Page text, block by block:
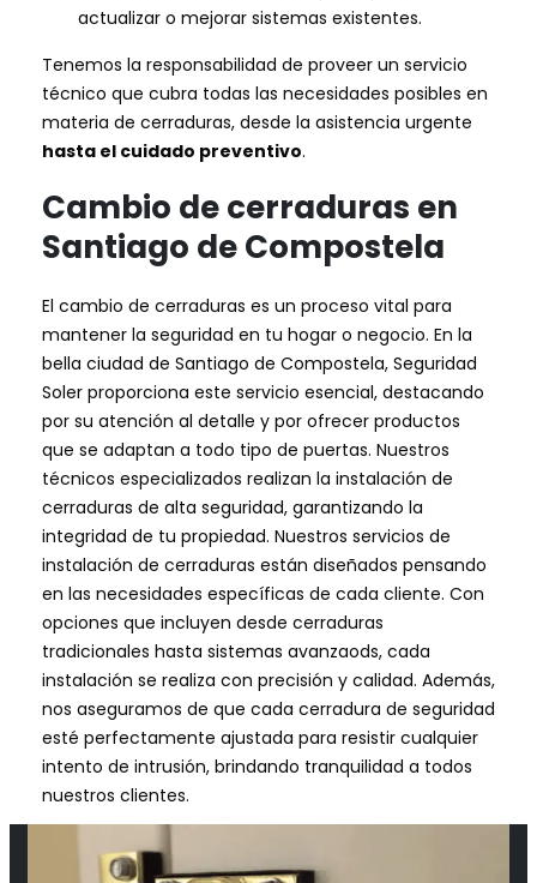
actualizar o mejorar sistemas existentes.
Tenemos la responsabilidad de proveer un servicio
técnico que cubra todas las necesidades posibles en
materia de cerraduras, desde la asistencia urgente
hasta el cuidado preventivo.
Cambio de cerraduras en
Santiago de Compostela
El cambio de cerraduras es un proceso vital para
mantener la seguridad en tu hogar o negocio. En la
bella ciudad de Santiago de Compostela, Seguridad
Soler proporciona este servicio esencial, destacando
por su atención al detalle y por ofrecer productos
que se adaptan a todo tipo de puertas. Nuestros
técnicos especializados realizan la instalación de
cerraduras de alta seguridad, garantizando la
integridad de tu propiedad. Nuestros servicios de
instalación de cerraduras están diseñados pensando
en las necesidades específicas de cada cliente. Con
opciones que incluyen desde cerraduras
tradicionales hasta sistemas avanzaods, cada
instalación se realiza con precisión y calidad. Además,
nos aseguramos de que cada cerradura de seguridad
esté perfectamente ajustada para resistir cualquier
intento de intrusión, brindando tranquilidad a todos
nuestros clientes.